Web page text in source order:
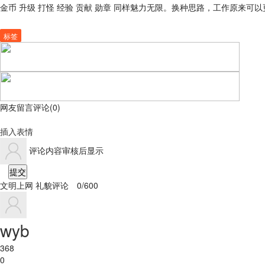
金币 升级 打怪 经验 贡献 勋章 同样魅力无限。换种思路，工作原来可以
标签
网友留言评论(0)
插入表情
评论内容审核后显示
提交
文明上网 礼貌评论 0/600
wyb
368
0